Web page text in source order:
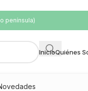
península)
InicioQuiénes